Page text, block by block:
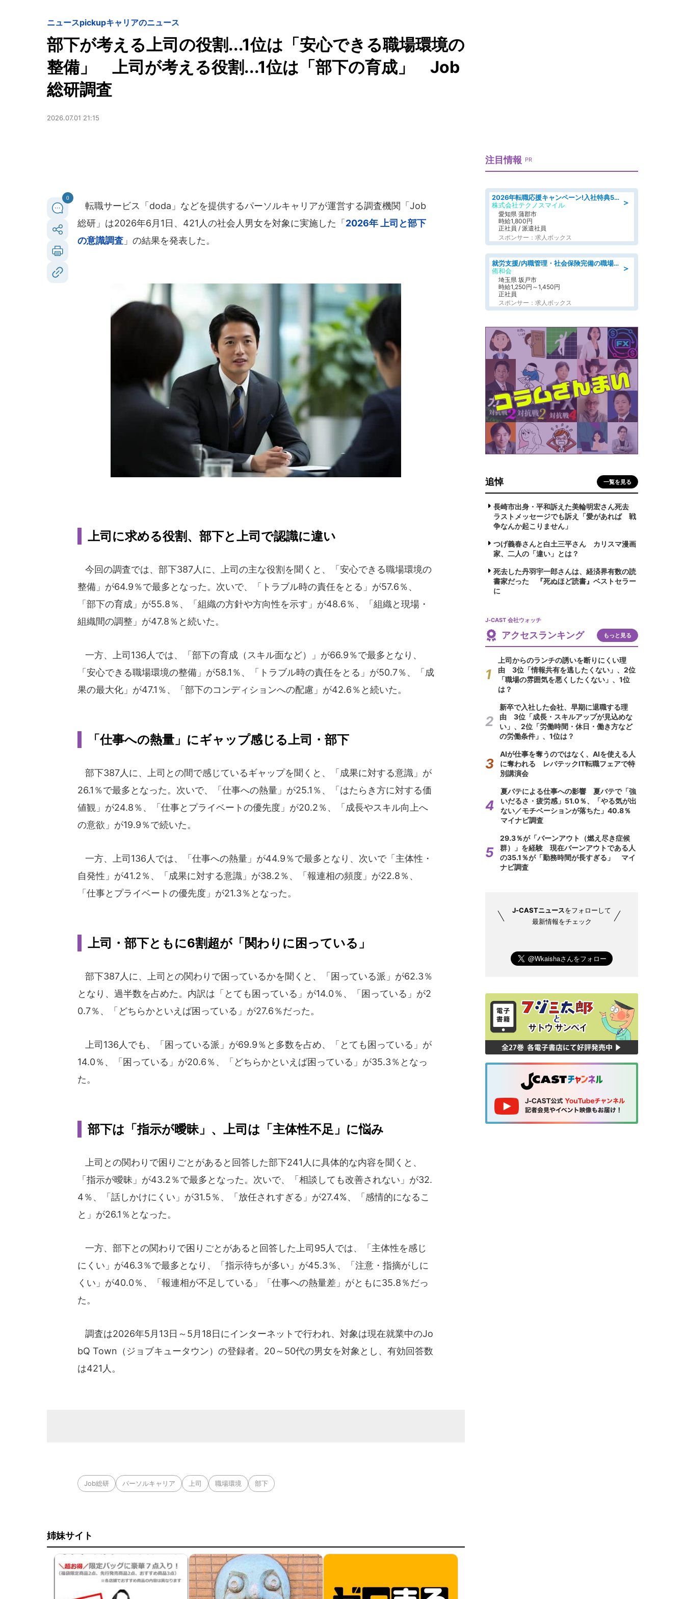
ニュースpickupキャリアのニュース
部下が考える上司の役割...1位は「安心できる職場環境の
整備」 上司が考える役割...1位は「部下の育成」 Job
総研調査
2026.07.01 21:15
0
転職サービス「doda」などを提供するパーソルキャリアが運営する調査機関「Job
総研」は2026年6月1日、421人の社会人男女を対象に実施した「 2026年 上司と部下
の意識調査 」の結果を発表した。
上司に求める役割、部下と上司で認識に違い
今回の調査では、部下387人に、上司の主な役割を聞くと、「安心できる職場環境の
整備」が64.9％で最多となった。次いで、「トラブル時の責任をとる」が57.6％、
「部下の育成」が55.8％、「組織の方針や方向性を示す」が48.6％、「組織と現場・
組織間の調整」が47.8％と続いた。
一方、上司136人では、「部下の育成（スキル面など）」が66.9％で最多となり、
「安心できる職場環境の整備」が58.1％、「トラブル時の責任をとる」が50.7％、「成
果の最大化」が47.1％、「部下のコンディションへの配慮」が42.6％と続いた。
「仕事への熱量」にギャップ感じる上司・部下
部下387人に、上司との間で感じているギャップを聞くと、「成果に対する意識」が
26.1％で最多となった。次いで、「仕事への熱量」が25.1％、「はたらき方に対する価
値観」が24.8％、「仕事とプライベートの優先度」が20.2％、「成長やスキル向上へ
の意欲」が19.9％で続いた。
一方、上司136人では、「仕事への熱量」が44.9％で最多となり、次いで「主体性・
自発性」が41.2％、「成果に対する意識」が38.2％、「報連相の頻度」が22.8％、
「仕事とプライベートの優先度」が21.3％となった。
上司・部下ともに6割超が「関わりに困っている」
部下387人に、上司との関わりで困っているかを聞くと、「困っている派」が62.3％
となり、過半数を占めた。内訳は「とても困っている」が14.0％、「困っている」が2
0.7％、「どちらかといえば困っている」が27.6％だった。
上司136人でも、「困っている派」が69.9％と多数を占め、「とても困っている」が
14.0％、「困っている」が20.6％、「どちらかといえば困っている」が35.3％となっ
た。
部下は「指示が曖昧」、上司は「主体性不足」に悩み
上司との関わりで困りごとがあると回答した部下241人に具体的な内容を聞くと、
「指示が曖昧」が43.2％で最多となった。次いで、「相談しても改善されない」が32.
4％、「話しかけにくい」が31.5％、「放任されすぎる」が27.4%、「感情的になるこ
と」が26.1％となった。
一方、部下との関わりで困りごとがあると回答した上司95人では、「主体性を感じ
にくい」が46.3％で最多となり、「指示待ちが多い」が45.3％、「注意・指摘がしに
くい」が40.0％、「報連相が不足している」「仕事への熱量差」がともに35.8％だっ
た。
調査は2026年5月13日～5月18日にインターネットで行われ、対象は現在就業中のJo
bQ Town（ジョブキュータウン）の登録者。20～50代の男女を対象とし、有効回答数
は421人。
Job総研 パーソルキャリア 上司 職場環境 部下
姉妹サイト
注目情報 PR
＞
2026年転職応援キャンペーン!入社特典58万円/デンソーで働こう!自動車工場で小型部品の検査業務 denso aichi
株式会社テクノスマイル
愛知県 蒲郡市
時給1,800円
正社員 / 派遣社員
スポンサー：求人ボックス
＞
就労支援/内職管理・社会保険完備の職場で生活支援員
侑和会
埼玉県 坂戸市
時給1,250円～1,450円
正社員
スポンサー：求人ボックス
追悼 一覧を見る
長崎市出身・平和訴えた美輪明宏さん死去
ラストメッセージでも訴え「愛があれば 戦
争なんか起こりません」
つげ義春さんと白土三平さん カリスマ漫画
家、二人の「違い」とは？
死去した丹羽宇一郎さんは、経済界有数の読
書家だった 『死ぬほど読書』ベストセラー
に
J-CAST 会社ウォッチ
アクセスランキング もっと見る
上司からのランチの誘いを断りにくい理
由 3位「情報共有を逃したくない」、2位
「職場の雰囲気を悪くしたくない」、1位
は？
新卒で入社した会社、早期に退職する理
由 3位「成長・スキルアップが見込めな
い」、2位「労働時間・休日・働き方など
の労働条件」、1位は？
AIが仕事を奪うのではなく、AIを使える人
に奪われる レバテックIT転職フェアで特
別講演会
夏バテによる仕事への影響 夏バテで「強
いだるさ・疲労感」51.0％、「やる気が出
ない／モチベーションが落ちた」40.8％
マイナビ調査
29.3％が「バーンアウト（燃え尽き症候
群）」を経験 現在バーンアウトである人
の35.1％が「勤務時間が長すぎる」 マイ
ナビ調査
J-CASTニュースをフォローして
最新情報をチェック